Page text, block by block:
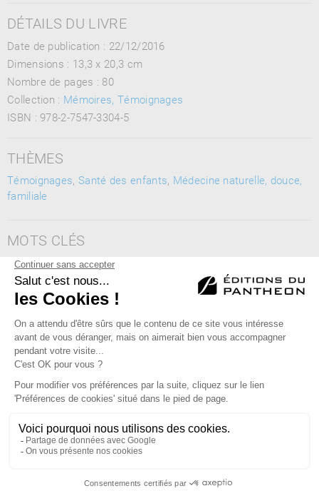
DÉTAILS DU LIVRE
Date de publication : 22/12/2016
Dimensions : 13,3 x 20,3 cm
Nombre de pages : 80
Collection : Mémoires, Témoignages
ISBN : 978-2-7547-3304-5
THÈMES
Témoignages, Santé des enfants, Médecine naturelle, douce,
familiale
MOTS CLÉS
Maladie de Leber, neuropathie optique d'origine génétique,
aveugle, enfance, médecine, hopital, maladie, vue, optique,
neurologie, combat, guérison
Éditions du Panthéon - 12, rue Antoine Bourdelle
75015 Paris
01 43 71 14 72
FAQ LIBRAIRIES MENTIONS LÉGALES